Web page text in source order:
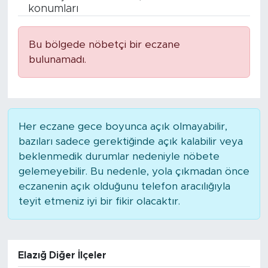
konumları
Bu bölgede nöbetçi bir eczane
bulunamadı.
Her eczane gece boyunca açık olmayabilir,
bazıları sadece gerektiğinde açık kalabilir veya
beklenmedik durumlar nedeniyle nöbete
gelemeyebilir. Bu nedenle, yola çıkmadan önce
eczanenin açık olduğunu telefon aracılığıyla
teyit etmeniz iyi bir fikir olacaktır.
Elazığ Diğer İlçeler
RÖPÖRTAJ
KULİS
YAZARLAR
DİNİ
EKONOMİ